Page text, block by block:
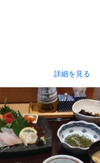
詳細を見る